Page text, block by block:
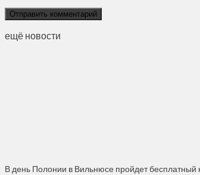
ещё новости
В день Полонии в Вильнюсе пройдет бесплатный